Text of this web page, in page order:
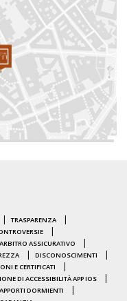
TRASPARENZA
ARBITRO ASSICURATIVO
DISCONOSCIMENTI
E CERTIFICATI
DI ACCESSIBILITÀ APP IOS
DORMIENTI